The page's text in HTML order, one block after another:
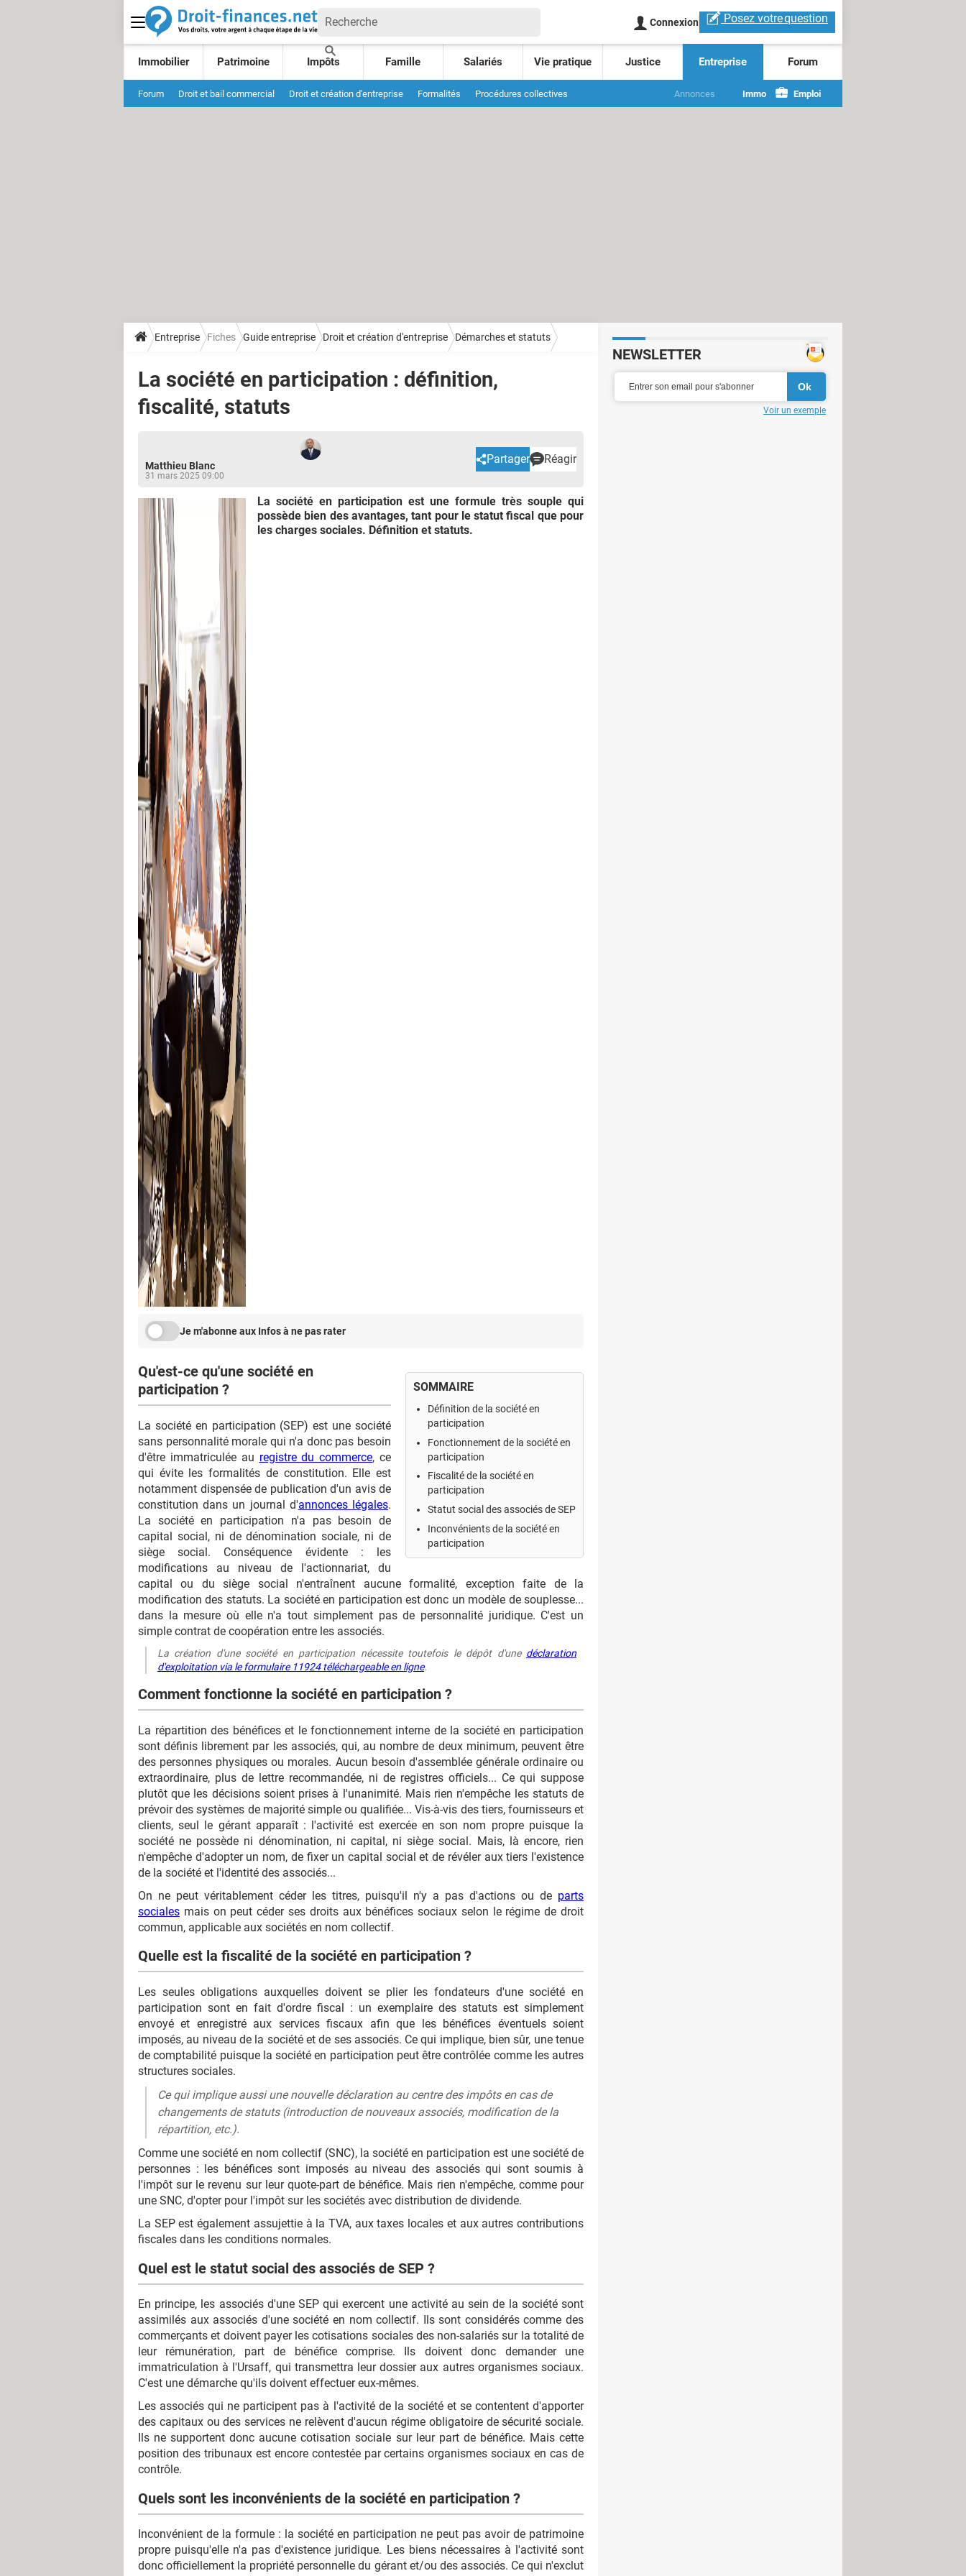
Connexion Posez votrequestion
Immobilier Patrimoine Impôts Famille Salariés Vie pratique Justice Entreprise Forum
Forum Droit et bail commercial Droit et création d'entreprise Formalités Procédures collectives Annonces Immo Emploi
Entreprise Fiches Guide entreprise Droit et création d'entreprise Démarches et statuts
La société en participation : définition,
fiscalité, statuts
Matthieu Blanc
31 mars 2025 09:00
Partager Réagir
La société en participation est une formule très souple qui
possède bien des avantages, tant pour le statut fiscal que pour
les charges sociales. Définition et statuts.
Je m'abonne aux Infos à ne pas rater
SOMMAIRE
Définition de la société en
participation
Fonctionnement de la société en
participation
Fiscalité de la société en
participation
Statut social des associés de SEP
Inconvénients de la société en
participation
Qu'est-ce qu'une société en
participation ?
La société en participation (SEP) est une société
sans personnalité morale qui n'a donc pas besoin
d'être immatriculée au registre du commerce, ce
qui évite les formalités de constitution. Elle est
notamment dispensée de publication d'un avis de
constitution dans un journal d'annonces légales.
La société en participation n'a pas besoin de
capital social, ni de dénomination sociale, ni de
siège social. Conséquence évidente : les
modifications au niveau de l'actionnariat, du
capital ou du siège social n'entraînent aucune formalité, exception faite de la
modification des statuts. La société en participation est donc un modèle de souplesse...
dans la mesure où elle n'a tout simplement pas de personnalité juridique. C'est un
simple contrat de coopération entre les associés.
La création d'une société en participation nécessite toutefois le dépôt d'une déclaration
d'exploitation via le formulaire 11924 téléchargeable en ligne.
Comment fonctionne la société en participation ?
La répartition des bénéfices et le fonctionnement interne de la société en participation
sont définis librement par les associés, qui, au nombre de deux minimum, peuvent être
des personnes physiques ou morales. Aucun besoin d'assemblée générale ordinaire ou
extraordinaire, plus de lettre recommandée, ni de registres officiels... Ce qui suppose
plutôt que les décisions soient prises à l'unanimité. Mais rien n'empêche les statuts de
prévoir des systèmes de majorité simple ou qualifiée... Vis-à-vis des tiers, fournisseurs et
clients, seul le gérant apparaît : l'activité est exercée en son nom propre puisque la
société ne possède ni dénomination, ni capital, ni siège social. Mais, là encore, rien
n'empêche d'adopter un nom, de fixer un capital social et de révéler aux tiers l'existence
de la société et l'identité des associés...
On ne peut véritablement céder les titres, puisqu'il n'y a pas d'actions ou de parts
sociales mais on peut céder ses droits aux bénéfices sociaux selon le régime de droit
commun, applicable aux sociétés en nom collectif.
Quelle est la fiscalité de la société en participation ?
Les seules obligations auxquelles doivent se plier les fondateurs d'une société en
participation sont en fait d'ordre fiscal : un exemplaire des statuts est simplement
envoyé et enregistré aux services fiscaux afin que les bénéfices éventuels soient
imposés, au niveau de la société et de ses associés. Ce qui implique, bien sûr, une tenue
de comptabilité puisque la société en participation peut être contrôlée comme les autres
structures sociales.
Ce qui implique aussi une nouvelle déclaration au centre des impôts en cas de
changements de statuts (introduction de nouveaux associés, modification de la
répartition, etc.).
Comme une société en nom collectif (SNC), la société en participation est une société de
personnes : les bénéfices sont imposés au niveau des associés qui sont soumis à
l'impôt sur le revenu sur leur quote-part de bénéfice. Mais rien n'empêche, comme pour
une SNC, d'opter pour l'impôt sur les sociétés avec distribution de dividende.
La SEP est également assujettie à la TVA, aux taxes locales et aux autres contributions
fiscales dans les conditions normales.
Quel est le statut social des associés de SEP ?
En principe, les associés d'une SEP qui exercent une activité au sein de la société sont
assimilés aux associés d'une société en nom collectif. Ils sont considérés comme des
commerçants et doivent payer les cotisations sociales des non-salariés sur la totalité de
leur rémunération, part de bénéfice comprise. Ils doivent donc demander une
immatriculation à l'Ursaff, qui transmettra leur dossier aux autres organismes sociaux.
C'est une démarche qu'ils doivent effectuer eux-mêmes.
Les associés qui ne participent pas à l'activité de la société et se contentent d'apporter
des capitaux ou des services ne relèvent d'aucun régime obligatoire de sécurité sociale.
Ils ne supportent donc aucune cotisation sociale sur leur part de bénéfice. Mais cette
position des tribunaux est encore contestée par certains organismes sociaux en cas de
contrôle.
Quels sont les inconvénients de la société en participation ?
Inconvénient de la formule : la société en participation ne peut pas avoir de patrimoine
propre puisqu'elle n'a pas d'existence juridique. Les biens nécessaires à l'activité sont
donc officiellement la propriété personnelle du gérant et/ou des associés. Ce qui n'exclut
NEWSLETTER
Voir un exemple